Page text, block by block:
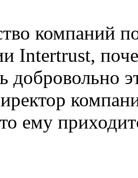
компаний
Intertrust,
добровольно
ему